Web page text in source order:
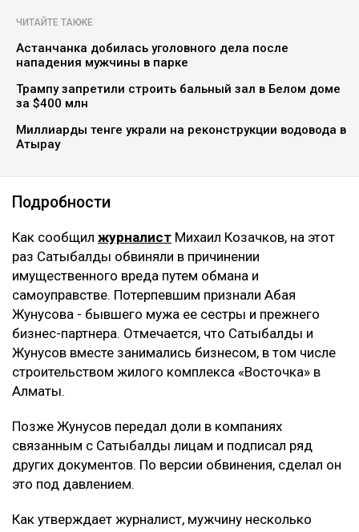
ЧИТАЙТЕ ТАКЖЕ
Астанчанка добилась уголовного дела после
нападения мужчины в парке
Трампу запретили строить бальный зал в Белом доме
за $400 млн
Миллиарды тенге украли на реконструкции водовода в
Атырау
Подробности
Как сообщил журналист Михаил Козачков, на этот
раз Сатыбалды обвиняли в причинении
имущественного вреда путем обмана и
самоуправстве. Потерпевшим признали Абая
Жунусова - бывшего мужа ее сестры и прежнего
бизнес-партнера. Отмечается, что Сатыбалды и
Жунусов вместе занимались бизнесом, в том числе
строительством жилого комплекса «Восточка» в
Алматы.
Позже Жунусов передал доли в компаниях
связанным с Сатыбалды лицам и подписал ряд
других документов. По версии обвинения, сделал он
это под давлением.
Как утверждает журналист, мужчину несколько